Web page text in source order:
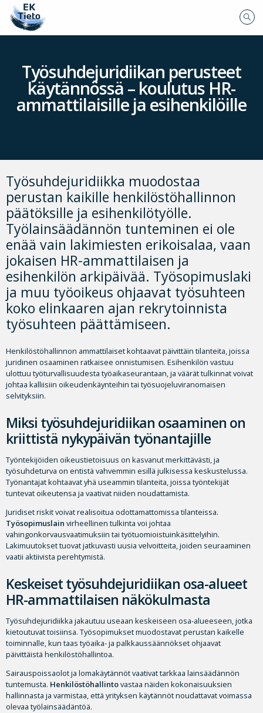
Työsuhdejuridiikan perusteet
käytännössä – koulutus HR-
ammattilaisille ja esihenkilöille
Työsuhdejuridiikka muodostaa
perustan kaikille henkilöstöhallinnon
päätöksille ja esihenkilötyölle.
Työlainsäädännön tunteminen ei ole
enää vain lakimiesten erikoisalaa, vaan
jokaisen HR-ammattilaisen ja
esihenkilön arkipäivää. Työsopimuslaki
ja muu työoikeus ohjaavat työsuhteen
koko elinkaaren ajan rekrytoinnista
työsuhteen päättämiseen.
Henkilöstöhallinnon ammattilaiset kohtaavat päivittäin tilanteita, joissa
juridinen osaaminen ratkaisee onnistumisen. Esihenkilön vastuu
ulottuu työturvallisuudesta työaikaseurantaan, ja väärät tulkinnat voivat
johtaa kalliisiin oikeudenkäynteihin tai työsuojeluviranomaisen
selvityksiin.
Miksi työsuhdejuridiikan osaaminen on
kriittistä nykypäivän työnantajille
Työntekijöiden oikeustietoisuus on kasvanut merkittävästi, ja
työsuhdeturva on entistä vahvemmin esillä julkisessa keskustelussa.
Työnantajat kohtaavat yhä useammin tilanteita, joissa työntekijät
tuntevat oikeutensa ja vaativat niiden noudattamista.
Juridiset riskit voivat realisoitua odottamattomissa tilanteissa.
Työsopimuslain virheellinen tulkinta voi johtaa
vahingonkorvausvaatimuksiin tai työtuomioistuinkäsittelyihin.
Lakimuutokset tuovat jatkuvasti uusia velvoitteita, joiden seuraaminen
vaatii aktiivista perehtymistä.
Keskeiset työsuhdejuridiikan osa-alueet
HR-ammattilaisen näkökulmasta
Työsuhdejuridiikka jakautuu useaan keskeiseen osa-alueeseen, jotka
kietoutuvat toisiinsa. Työsopimukset muodostavat perustan kaikelle
toiminnalle, kun taas työaika- ja palkkaussäännökset ohjaavat
päivittäistä henkilöstöhallintoa.
Sairauspoissaolot ja lomakäytännöt vaativat tarkkaa lainsäädännön
tuntemusta. Henkilöstöhallintovastaa näiden kokonaisuuksien
hallinnasta ja varmistaa, että yrityksen käytännöt noudattavat voimassa
olevaa työlainsäädäntöä.